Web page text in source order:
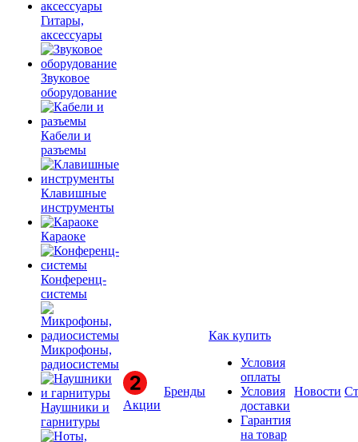
Гитары,
аксессуары
Звуковое
оборудование
Кабели и
разъемы
Клавишные
инструменты
Караоке
Конференц-
системы
Микрофоны,
радиосистемы
Наушники и
гарнитуры
Акции
Бренды
Как купить
Условия
оплаты
Условия
доставки
Гарантия
на товар
Новости